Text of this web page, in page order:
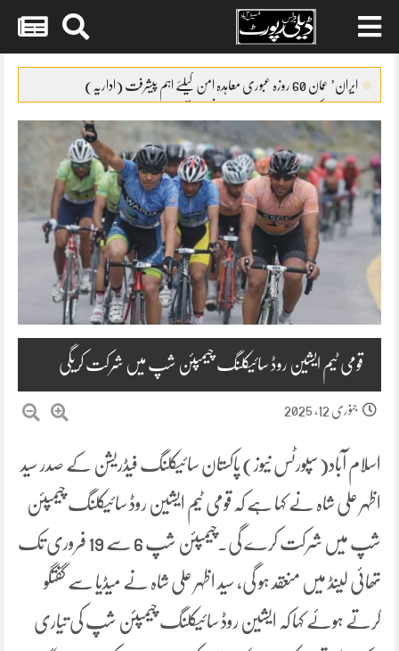
contentایران’ عمان 60 روزہ عبوری معاہدہ امن کیلئے اہم پیشرفت (اداریہ)
پیشرفت کا جائزہ
ایس ایس سی امتحانات 2026ء کا شیڈول جاری
پنشن فنڈز کی سرمایہ کاری سے خزانے کو نقصان پہنچانے کے معاملے کی
انکوائری شروع
گندم آٹے کا بحران تیل سے بھی بڑا ہو چکا ہے
قومی ٹیم ایشین روڈ سائیکلنگ چیمپئن شپ میں شرکت کریگی
جنوری 12, 2025
اسلام آباد(سپورٹس نیوز) پاکستان سائیکلنگ فیڈریشن کے صدر سید
اظہر علی شاہ نے کہا ہے کہ قومی ٹیم ایشین روڈ سائیکلنگ چیمپئن
شپ میں شرکت کرے گی۔چیمپئن شپ 6 سے 19 فروری تک
تھائی لینڈ میں منعقد ہو گی، سید اظہر علی شاہ نے میڈیا سے گفتگو
کرتے ہوئے کہا کہ ایشین روڈ سائیکلنگ چیمپئن شپ کی تیاری